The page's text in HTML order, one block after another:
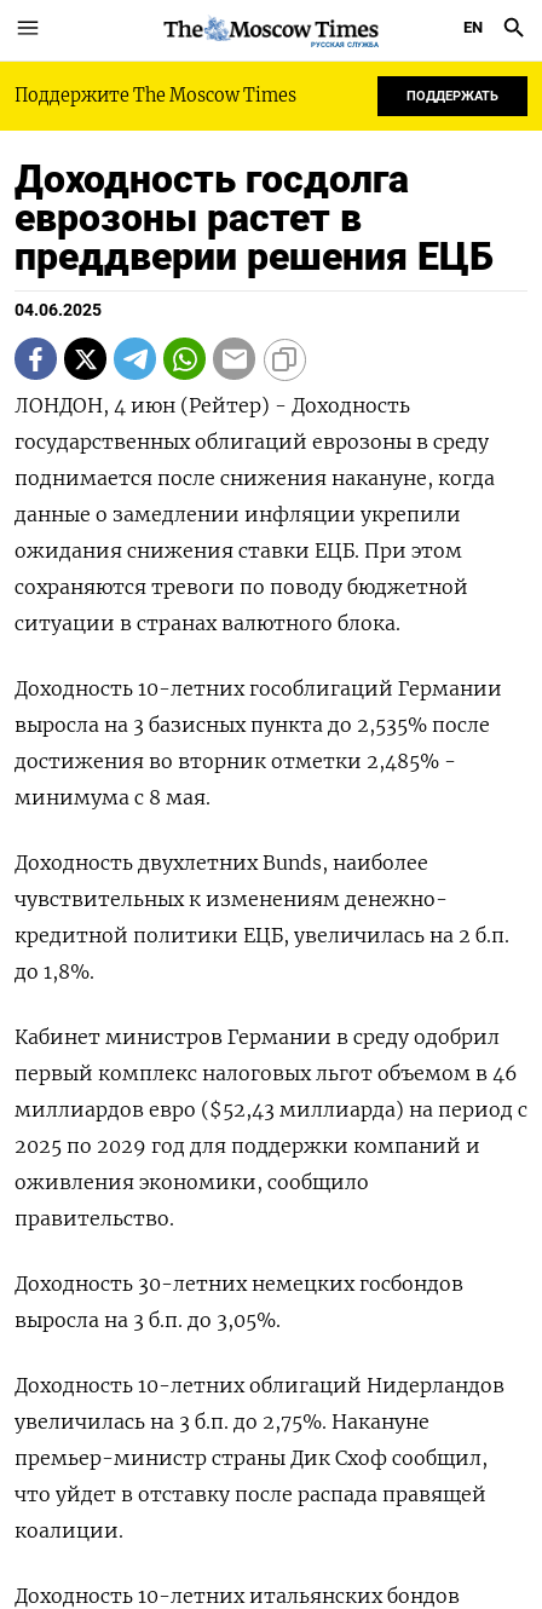
РУССКАЯ СЛУЖБА
EN
Поддержите The Moscow Times ПОДДЕРЖАТЬ
Доходность госдолга
еврозоны растет в
преддверии решения ЕЦБ
04.06.2025
ЛОНДОН, 4 июн (Рейтер) - Доходность
государственных облигаций еврозоны в среду
поднимается после снижения накануне, когда
данные о замедлении инфляции укрепили
ожидания снижения ставки ЕЦБ. При этом
сохраняются тревоги по поводу бюджетной
ситуации в странах валютного блока.
Доходность 10-летних гособлигаций Германии
выросла на 3 базисных пункта до 2,535% после
достижения во вторник отметки 2,485% -
минимума с 8 мая.
Доходность двухлетних Bunds, наиболее
чувствительных к изменениям денежно-
кредитной политики ЕЦБ, увеличилась на 2 б.п.
до 1,8%.
Кабинет министров Германии в среду одобрил
первый комплекс налоговых льгот объемом в 46
миллиардов евро ($52,43 миллиарда) на период с
2025 по 2029 год для поддержки компаний и
оживления экономики, сообщило
правительство.
Доходность 30-летних немецких госбондов
выросла на 3 б.п. до 3,05%.
Доходность 10-летних облигаций Нидерландов
увеличилась на 3 б.п. до 2,75%. Накануне
премьер-министр страны Дик Схоф сообщил,
что уйдет в отставку после распада правящей
коалиции.
Доходность 10-летних итальянских бондов